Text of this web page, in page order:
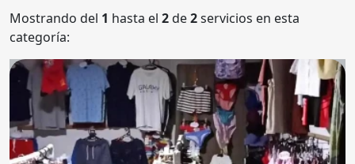
Mostrando del 1 hasta el 2de2servicios en esta
categoría: